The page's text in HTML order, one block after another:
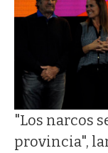
"Los narcos
provincia",